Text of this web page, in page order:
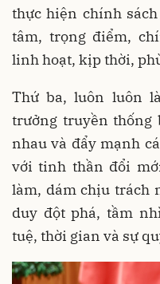
thực hiện chính
tâm, trọng điểm,
linh hoạt, kịp thời,
Thứ ba, luôn luôn
trưởng truyền thống
nhau và đẩy mạnh
với tinh thần đổi
làm, dám chịu trách
duy đột phá, tầm
tuệ, thời gian và sự